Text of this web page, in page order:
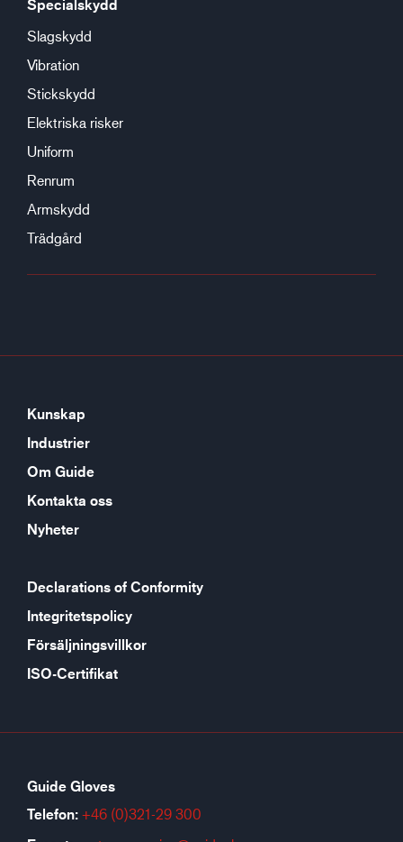
Specialskydd
Slagskydd
Vibration
Stickskydd
Elektriska risker
Uniform
Renrum
Armskydd
Trädgård
Kunskap
Industrier
Om Guide
Kontakta oss
Nyheter
Declarations of Conformity
Integritetspolicy
Försäljningsvillkor
ISO-Certifikat
Guide Gloves
Telefon: +46 (0)321-29 300